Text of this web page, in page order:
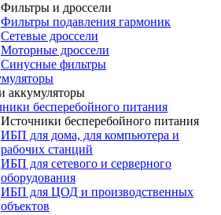
Фильтры и дроссели
Фильтры подавления гармоник
Сетевые дроссели
Моторные дроссели
Синусные фильтры
аккумуляторы
бесперебойного питания
Источники бесперебойного питания
ИБП для дома, для компьютера и
рабочих станций
ИБП для сетевого и серверного
оборудования
ИБП для ЦОД и производственных
объектов